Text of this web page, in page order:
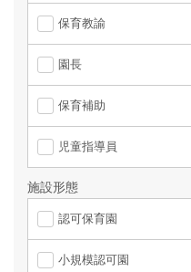
保育教諭
園長
保育補助
児童指導員
施設形態
認可保育園
小規模認可園